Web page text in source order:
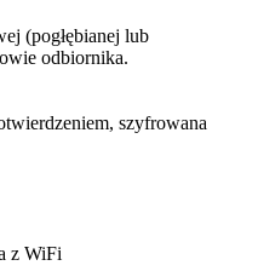
(pogłębianej lub
odbiornika.
szyfrowana
z WiFi